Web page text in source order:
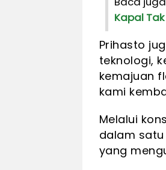
Kapal
Prihasto
teknologi,
kemajuan
kami
Melalui
dalam
yang